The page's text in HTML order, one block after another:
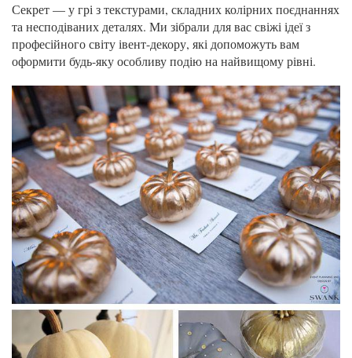
Секрет — у грі з текстурами, складних колірних поєднаннях
та несподіваних деталях. Ми зібрали для вас свіжі ідеї з
професійного світу івент-декору, які допоможуть вам
оформити будь-яку особливу подію на найвищому рівні.